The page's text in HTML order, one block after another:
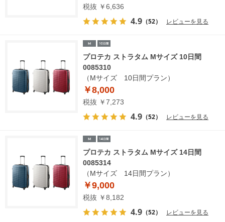
税抜 ￥6,636
4.9 （52） レビューを見る
プロテカ ストラタム Mサイズ 10日間
0085310
（Mサイズ 10日間プラン）
￥8,000
税抜 ￥7,273
4.9 （52） レビューを見る
プロテカ ストラタム Mサイズ 14日間
0085314
（Mサイズ 14日間プラン）
￥9,000
税抜 ￥8,182
4.9 （52） レビューを見る